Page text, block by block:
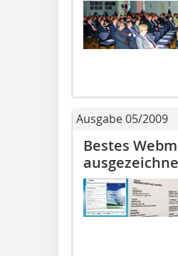
Ausgabe 05/2009
Bestes